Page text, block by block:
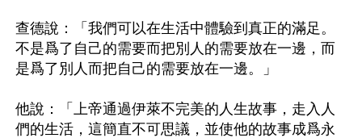
查德說：「我們可以在生活中體驗到真正的滿足。
不是爲了自己的需要而把別人的需要放在一邊，而
是爲了別人而把自己的需要放在一邊。」
他說：「上帝通過伊萊不完美的人生故事，走入人
們的生活，這簡直不可思議，並使他的故事成爲永